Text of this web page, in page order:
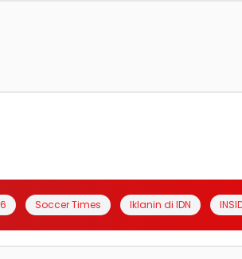
Soccer Times Iklanin di IDN